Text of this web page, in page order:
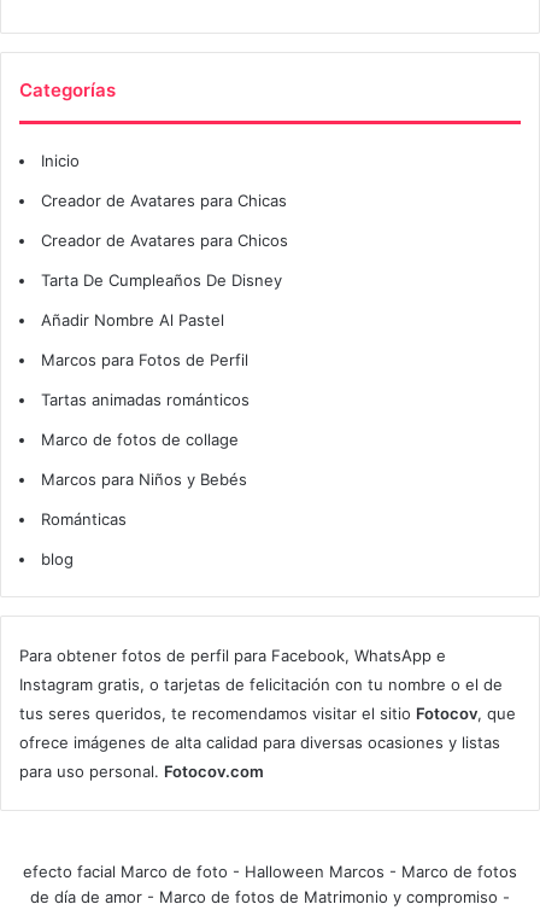
Categorías
Inicio
Creador de Avatares para Chicas
Creador de Avatares para Chicos
Tarta De Cumpleaños De Disney
Añadir Nombre Al Pastel
Marcos para Fotos de Perfil
Tartas animadas románticos
Marco de fotos de collage
Marcos para Niños y Bebés
Románticas
blog
Para obtener fotos de perfil para Facebook, WhatsApp e
Instagram gratis, o tarjetas de felicitación con tu nombre o el de
tus seres queridos, te recomendamos visitar el sitio Fotocov, que
ofrece imágenes de alta calidad para diversas ocasiones y listas
para uso personal. Fotocov.com
efecto facial Marco de foto - Halloween Marcos - Marco de fotos
de día de amor - Marco de fotos de Matrimonio y compromiso -